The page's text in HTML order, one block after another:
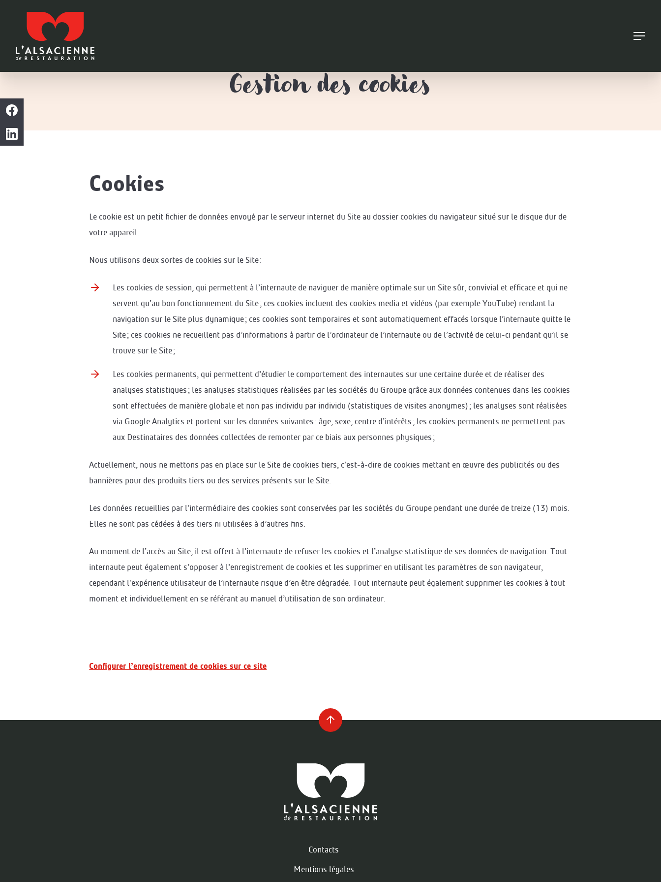
principal
Passer
à
Gestion des cookies
Cookies
Le cookie est un petit fichier de données envoyé par le serveur internet du Site au dossier cookies du navigateur situé sur le disque dur de
votre appareil.
Nous utilisons deux sortes de cookies sur le Site :
Les cookies de session, qui permettent à l’internaute de naviguer de manière optimale sur un Site sûr, convivial et efficace et qui ne
servent qu’au bon fonctionnement du Site ; ces cookies incluent des cookies media et vidéos (par exemple YouTube) rendant la
navigation sur le Site plus dynamique ; ces cookies sont temporaires et sont automatiquement effacés lorsque l’internaute quitte le
Site ; ces cookies ne recueillent pas d’informations à partir de l’ordinateur de l’internaute ou de l’activité de celui-ci pendant qu’il se
trouve sur le Site ;
Les cookies permanents, qui permettent d’étudier le comportement des internautes sur une certaine durée et de réaliser des
analyses statistiques ; les analyses statistiques réalisées par les sociétés du Groupe grâce aux données contenues dans les cookies
sont effectuées de manière globale et non pas individu par individu (statistiques de visites anonymes) ; les analyses sont réalisées
via Google Analytics et portent sur les données suivantes : âge, sexe, centre d’intérêts ; les cookies permanents ne permettent pas
aux Destinataires des données collectées de remonter par ce biais aux personnes physiques ;
Actuellement, nous ne mettons pas en place sur le Site de cookies tiers, c’est-à-dire de cookies mettant en œuvre des publicités ou des
bannières pour des produits tiers ou des services présents sur le Site.
Les données recueillies par l’intermédiaire des cookies sont conservées par les sociétés du Groupe pendant une durée de treize (13) mois.
Elles ne sont pas cédées à des tiers ni utilisées à d’autres fins.
Au moment de l’accès au Site, il est offert à l’internaute de refuser les cookies et l’analyse statistique de ses données de navigation. Tout
internaute peut également s’opposer à l’enregistrement de cookies et les supprimer en utilisant les paramètres de son navigateur,
cependant l’expérience utilisateur de l’internaute risque d’en être dégradée. Tout internaute peut également supprimer les cookies à tout
moment et individuellement en se référant au manuel d’utilisation de son ordinateur.
Configurer l’enregistrement de cookies sur ce site
Contacts
Mentions légales